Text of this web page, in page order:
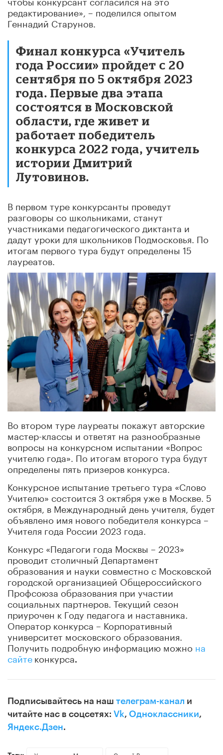
редактирование», – поделился опытом
Геннадий Старунов.
Финал конкурса «Учитель
года России» пройдет с 20
сентября по 5 октября 2023
года. Первые два этапа
состоятся в Московской
области, где живет и
работает победитель
конкурса 2022 года, учитель
истории Дмитрий
Лутовинов.
В первом туре конкурсанты проведут
разговоры со школьниками, станут
участниками педагогического диктанта и
дадут уроки для школьников Подмосковья. По
итогам первого тура будут определены 15
лауреатов.
Во втором туре лауреаты покажут авторские
мастер-классы и ответят на разнообразные
вопросы на конкурсном испытании «Вопрос
учителю года». По итогам второго тура будут
определены пять призеров конкурса.
Конкурсное испытание третьего тура «Слово
Учителю» состоится 3 октября уже в Москве. 5
октября, в Международный день учителя, будет
объявлено имя нового победителя конкурса –
Учителя года России 2023 года.
Конкурс «Педагоги года Москвы – 2023»
проводит столичный Департамент
образования и науки совместно с Московской
городской организацией Общероссийского
Профсоюза образования при участии
социальных партнеров. Текущий сезон
приурочен к Году педагога и наставника.
Оператор конкурса – Корпоративный
университет московского образования.
Получить подробную информацию можно на
сайтеконкурса.
Подписывайтесь на наш телеграм-канал и
читайте нас в соцсетях: Vk, Одноклассники,
Яндекс.Дзен.